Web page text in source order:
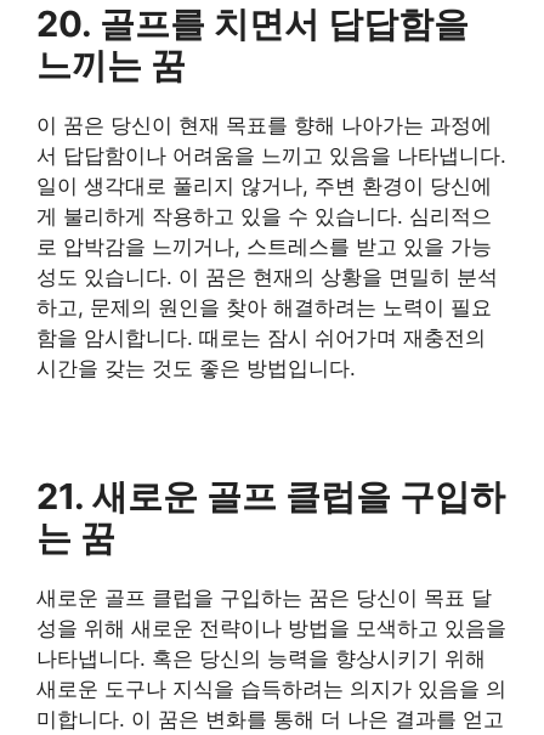
20. 골프를 치면서 답답함을
느끼는 꿈
​이 꿈은 당신이 현재 목표를 향해 나아가는 과정에
서 답답함이나 어려움을 느끼고 있음을 나타냅니다.
일이 생각대로 풀리지 않거나, 주변 환경이 당신에
게 불리하게 작용하고 있을 수 있습니다. 심리적으
로 압박감을 느끼거나, 스트레스를 받고 있을 가능
성도 있습니다. 이 꿈은 현재의 상황을 면밀히 분석
하고, 문제의 원인을 찾아 해결하려는 노력이 필요
함을 암시합니다. 때로는 잠시 쉬어가며 재충전의
시간을 갖는 것도 좋은 방법입니다.
​21. 새로운 골프 클럽을 구입하
는 꿈
​새로운 골프 클럽을 구입하는 꿈은 당신이 목표 달
성을 위해 새로운 전략이나 방법을 모색하고 있음을
나타냅니다. 혹은 당신의 능력을 향상시키기 위해
새로운 도구나 지식을 습득하려는 의지가 있음을 의
미합니다. 이 꿈은 변화를 통해 더 나은 결과를 얻고